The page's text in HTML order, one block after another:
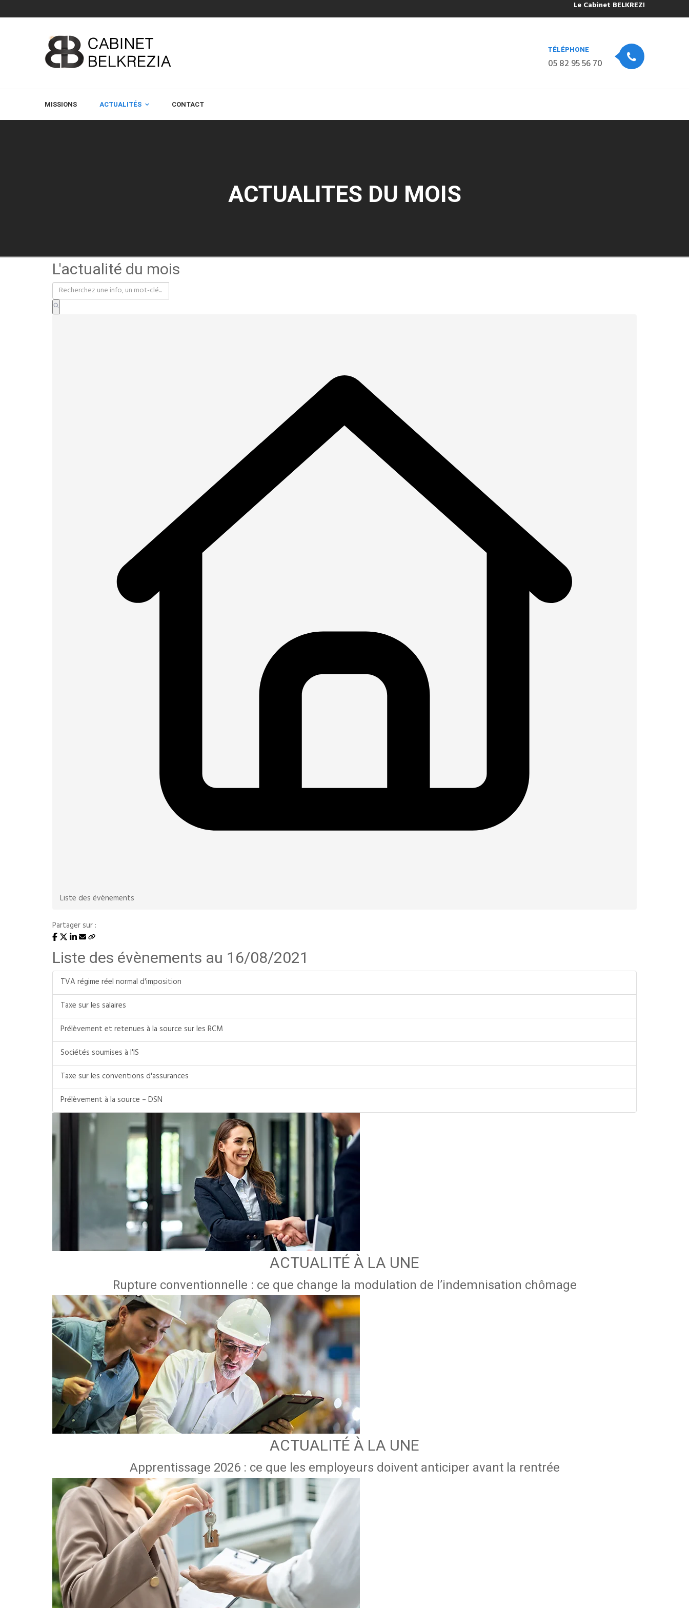
Le Cabinet BELKREZIA sera
TÉLÉPHONE
05 82 95 56 70
MISSIONS ACTUALITÉS CONTACT
ACTUALITES DU MOIS
L'actualité du mois
Liste des évènements
Partager sur :
Liste des évènements au 16/08/2021
TVA régime réel normal d'imposition
Taxe sur les salaires
Prélèvement et retenues à la source sur les RCM
Sociétés soumises à l'IS
Taxe sur les conventions d'assurances
Prélèvement à la source – DSN
ACTUALITÉ À LA UNE
Rupture conventionnelle : ce que change la modulation de l’indemnisation chômage
ACTUALITÉ À LA UNE
Apprentissage 2026 : ce que les employeurs doivent anticiper avant la rentrée